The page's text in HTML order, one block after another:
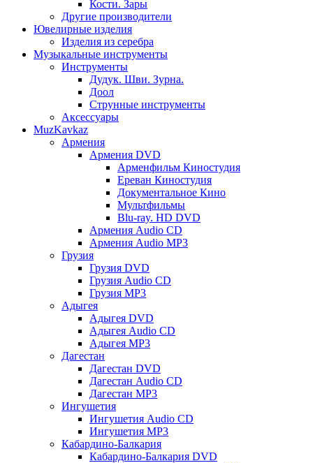
Кости. Зары
Другие производители
Ювелирные изделия
Изделия из серебра
Музыкальные инструменты
Инструменты
Дудук. Шви. Зурна.
Доол
Струнные инструменты
Аксессуары
MuzKavkaz
Армения
Армения DVD
Арменфильм Киностудия
Ереван Киностудия
Документальное Кино
Мультфильмы
Blu-ray. HD DVD
Армения Audio CD
Армения Audio MP3
Грузия
Грузия DVD
Грузия Audio CD
Грузия MP3
Адыгея
Адыгея DVD
Адыгея Audio CD
Адыгея MP3
Дагестан
Дагестан DVD
Дагестан Audio CD
Дагестан MP3
Ингушетия
Ингушетия Audio CD
Ингушетия MP3
Кабардино-Балкария
Кабардино-Балкария DVD